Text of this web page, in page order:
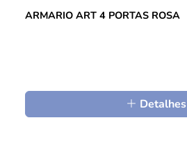
ARMARIO ART 4 PORTAS ROSA
Detalhes